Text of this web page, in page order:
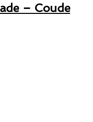
– Coude